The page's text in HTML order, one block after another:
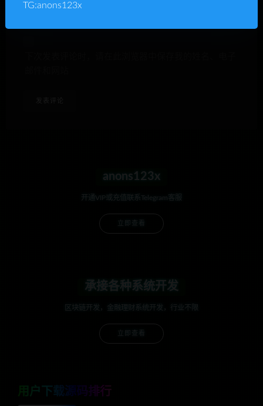
anons123x
开通VIP或充值联系Telegram客服
立即查看
承接各种系统开发
区块链开发，金融理财系统开发，行业不限
立即查看
用户下载源码排行
TG:anons123x